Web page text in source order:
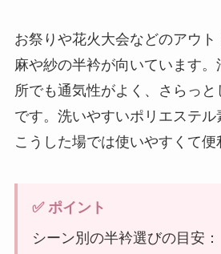
お祭りや花火大会などのアウト
麻や紗の半衿が向いています
所でも通気性がよく、さらっ
です。洗いやすいポリエステル
こうした場では使いやすくて便
✅ ポイント
シーン別の半衿選びの目安：